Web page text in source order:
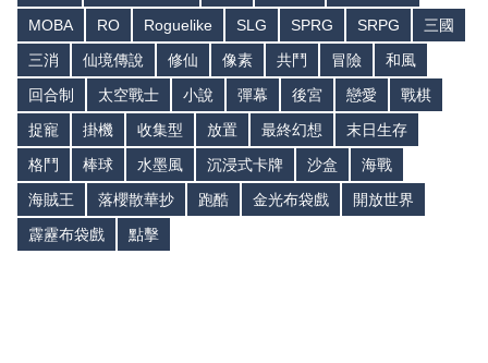
MOBA
RO Roguelike SLG SPRG SRPG
三國
三消
仙境傳說 修仙 像素 共鬥 冒險
和風
回合制
太空戰士 小說 彈幕 後宮 戀愛
戰棋
捉寵
掛機 收集型 放置 最終幻想
末日生存
格鬥
棒球 水墨風 沉浸式卡牌 沙盒
海戰
海賊王
落櫻散華抄 跑酷 金光布袋戲
開放世界
霹靂布袋戲
點擊